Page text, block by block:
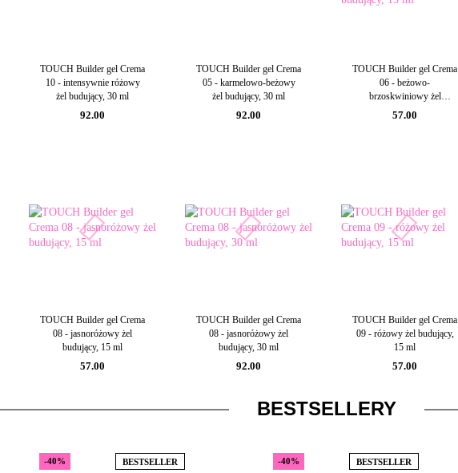
TOUCH Builder gel Crema
10 - intensywnie różowy
żel budujący, 30 ml
92.00
TOUCH Builder gel Crema
05 - karmelowo-beżowy
żel budujący, 30 ml
92.00
TOUCH Builder gel Crema
06 - beżowo-
brzoskwiniowy żel
budujący, 15 ml
57.00
TOUCH Builder gel Crema
08 - jasnoróżowy żel
budujący, 15 ml
57.00
TOUCH Builder gel Crema
08 - jasnoróżowy żel
budujący, 30 ml
92.00
TOUCH Builder gel Crema
09 - różowy żel budujący,
15 ml
57.00
BESTSELLERY
-40% BESTSELLER -40% BESTSELLER